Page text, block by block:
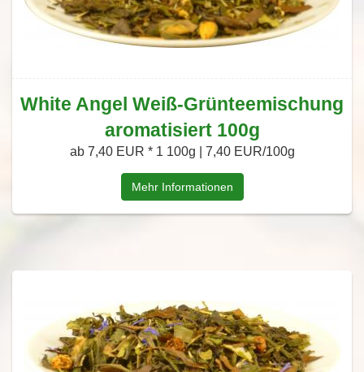
White Angel Weiß-Grünteemischung
aromatisiert 100g
ab 7,40 EUR * 1 100g | 7,40 EUR/100g
Mehr Informationen